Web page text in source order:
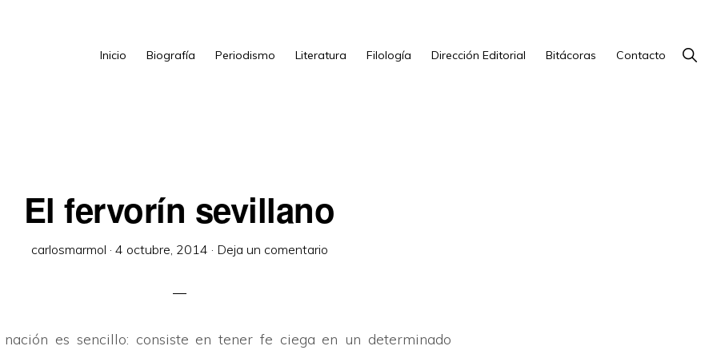
Inicio Biografía Periodismo Literatura Filología Dirección Editorial Bitácoras Contacto Show
El fervorín sevillano
carlosmarmol · 4 octubre, 2014 · Deja un comentario
es sencillo: consiste en tener fe ciega en un determinado